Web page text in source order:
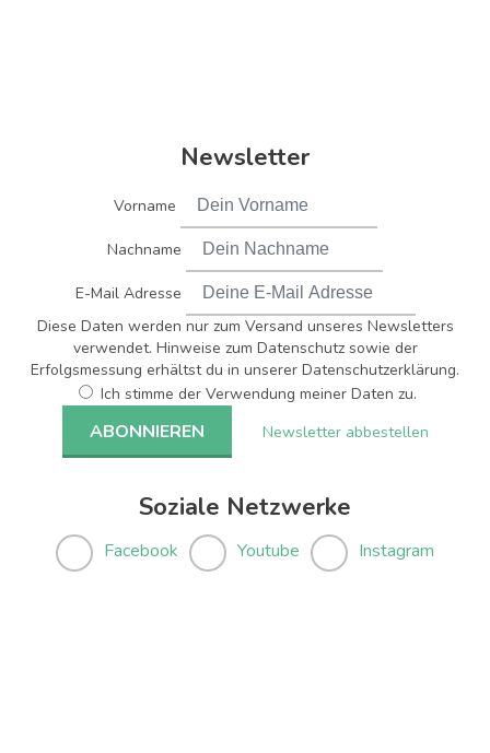
Newsletter
Vorname
Nachname
E-Mail Adresse
Diese Daten werden nur zum Versand unseres Newsletters
verwendet. Hinweise zum Datenschutz sowie der
Erfolgsmessung erhältst du in unserer Datenschutzerklärung.
Ich stimme der Verwendung meiner Daten zu.
Newsletter abbestellen
Soziale Netzwerke
Facebook Youtube Instagram